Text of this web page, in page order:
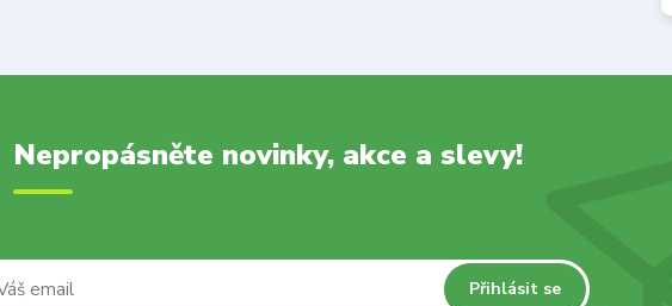
Nepropásněte novinky, akce a slevy!
Přihlásit se